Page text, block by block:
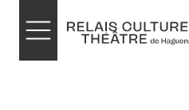
P